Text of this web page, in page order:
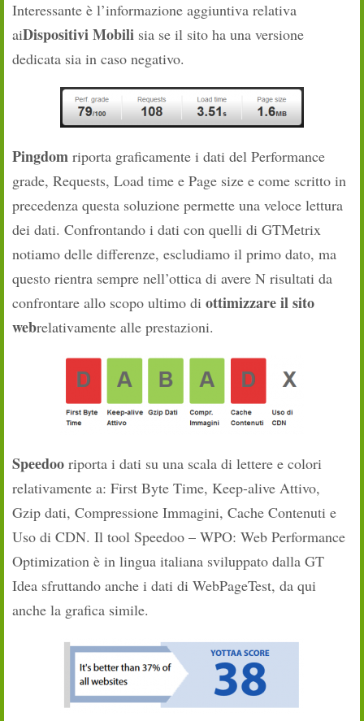
Interessante è l’informazione aggiuntiva relativa
aiDispositivi Mobili sia se il sito ha una versione
dedicata sia in caso negativo.
Pingdom riporta graficamente i dati del Performance
grade, Requests, Load time e Page size e come scritto in
precedenza questa soluzione permette una veloce lettura
dei dati. Confrontando i dati con quelli di GTMetrix
notiamo delle differenze, escludiamo il primo dato, ma
questo rientra sempre nell’ottica di avere N risultati da
confrontare allo scopo ultimo di ottimizzare il sito
webrelativamente alle prestazioni.
Speedoo riporta i dati su una scala di lettere e colori
relativamente a: First Byte Time, Keep-alive Attivo,
Gzip dati, Compressione Immagini, Cache Contenuti e
Uso di CDN. Il tool Speedoo – WPO: Web Performance
Optimization è in lingua italiana sviluppato dalla GT
Idea sfruttando anche i dati di WebPageTest, da qui
anche la grafica simile.